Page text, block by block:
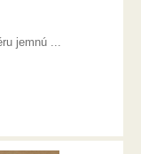
jemnú ...